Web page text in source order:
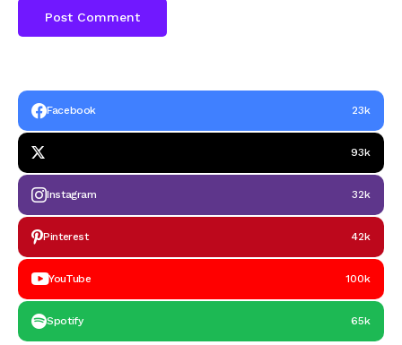
Facebook 23k
93k
Instagram 32k
Pinterest 42k
YouTube 100k
Spotify 65k